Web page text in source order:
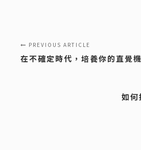
PREVIOUS ARTICLE
在不確定時代，培養你的直覺
如何